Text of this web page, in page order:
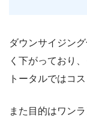
ダウンサイジン
く下がっており
トータルではコ
また目的はワン